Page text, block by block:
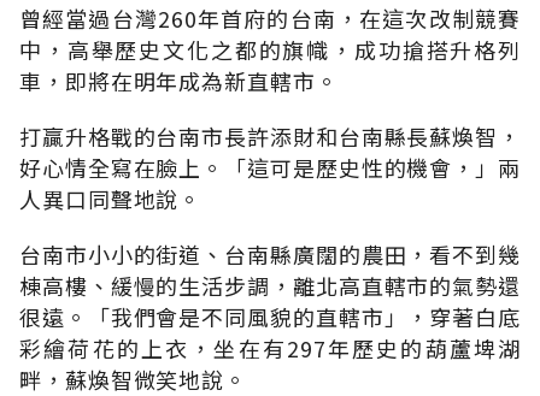
曾經當過台灣260年首府的台南，在這次改制競賽
中，高舉歷史文化之都的旗幟，成功搶搭升格列
車，即將在明年成為新直轄市。
打贏升格戰的台南市長許添財和台南縣長蘇煥智，
好心情全寫在臉上。「這可是歷史性的機會，」兩
人異口同聲地說。
台南市小小的街道、台南縣廣闊的農田，看不到幾
棟高樓、緩慢的生活步調，離北高直轄市的氣勢還
很遠。「我們會是不同風貌的直轄市」，穿著白底
彩繪荷花的上衣，坐在有297年歷史的葫蘆埤湖
畔，蘇煥智微笑地說。